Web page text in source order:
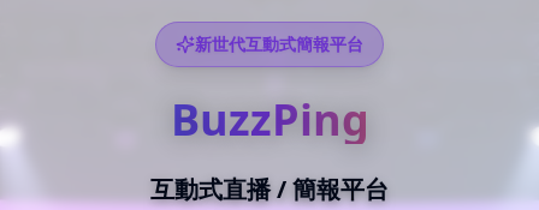
新世代互動式簡報平台
BuzzPing
互動式直播 / 簡報平台